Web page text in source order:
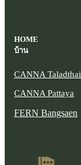
HOME
บ้าน
CANNA Taladthai
CANNA Pattaya
FERN Bangsaen